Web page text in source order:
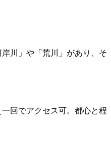
川」や「荒川」があり、そ
回でアクセス可。都心と程